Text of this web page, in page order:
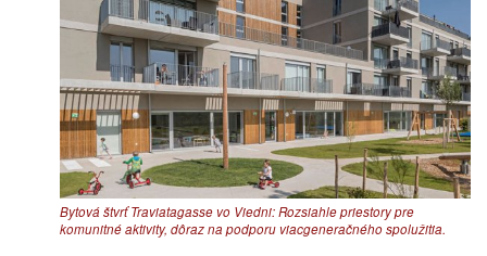
Bytová štvrť Traviatagasse vo Viedni: Rozsiahle priestory pre
komunitné aktivity, dôraz na podporu viacgeneračného spolužitia.